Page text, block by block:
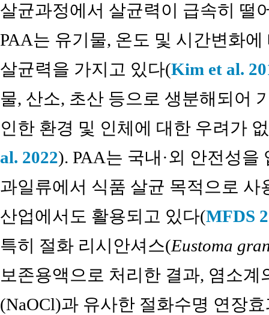
살균과정에서 살균력이 급속히 떨
PAA는 유기물, 온도 및 시간변화
살균력을 가지고 있다(Kim et al.
물, 산소, 초산 등으로 생분해되어
인한 환경 및 인체에 대한 우려가
al. 2022). PAA는 국내·외 안전성
과일류에서 식품 살균 목적으로 사
산업에서도 활용되고 있다(MFDS
특히 절화 리시안셔스(Eustoma
보존용액으로 처리한 결과, 염소계
(NaOCl)과 유사한 절화수명 연장